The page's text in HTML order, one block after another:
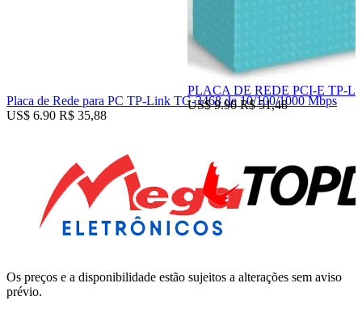
Placa de Rede para PC TP-Link TG-3468 de 10/100/1000 Mbps
US$ 6.90 R$ 35,88
PLACA DE REDE PCI-E TP-
US$ 9.90R$ 51,48
Os preços e a disponibilidade estão sujeitos a alterações sem aviso
prévio.